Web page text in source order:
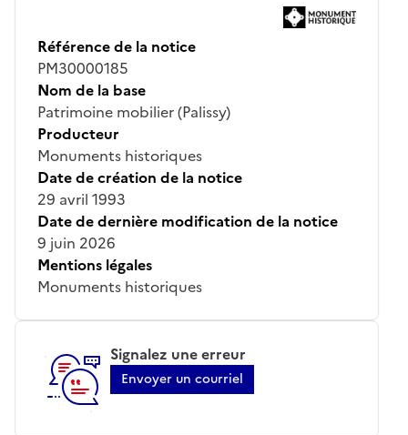
Référence de la notice
PM30000185
Nom de la base
Patrimoine mobilier (Palissy)
Producteur
Monuments historiques
Date de création de la notice
29 avril 1993
Date de dernière modification de la notice
9 juin 2026
Mentions légales
Monuments historiques
Signalez une erreur
Envoyer un courriel